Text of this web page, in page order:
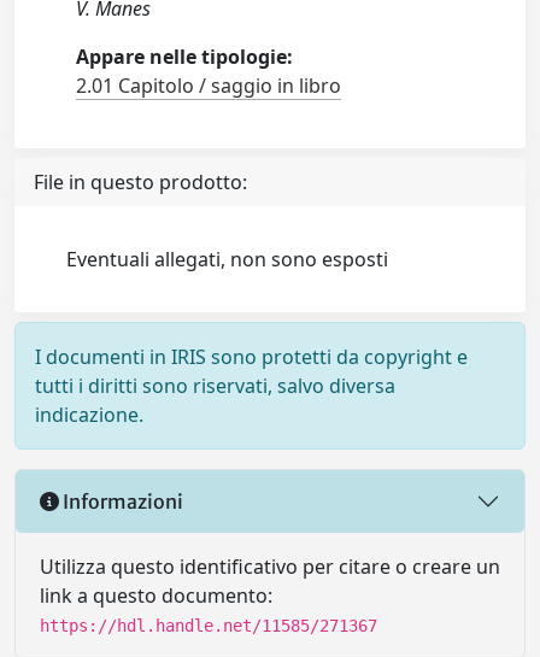
V. Manes
Appare nelle tipologie:
2.01 Capitolo / saggio in libro
File in questo prodotto:
Eventuali allegati, non sono esposti
I documenti in IRIS sono protetti da copyright e
tutti i diritti sono riservati, salvo diversa
indicazione.
Informazioni
Utilizza questo identificativo per citare o creare un
link a questo documento:
https://hdl.handle.net/11585/271367